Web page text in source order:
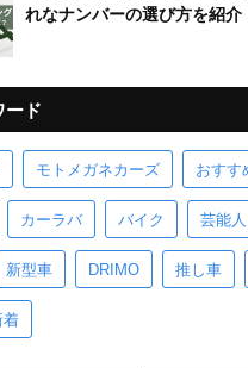
れなナンバーの選び方を紹介
ード
モトメガネカーズ おすす
カーラバ バイク 芸能
新型車 DRIMO 推し車
着